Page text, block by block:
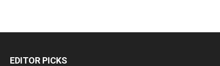
EDITOR PICKS